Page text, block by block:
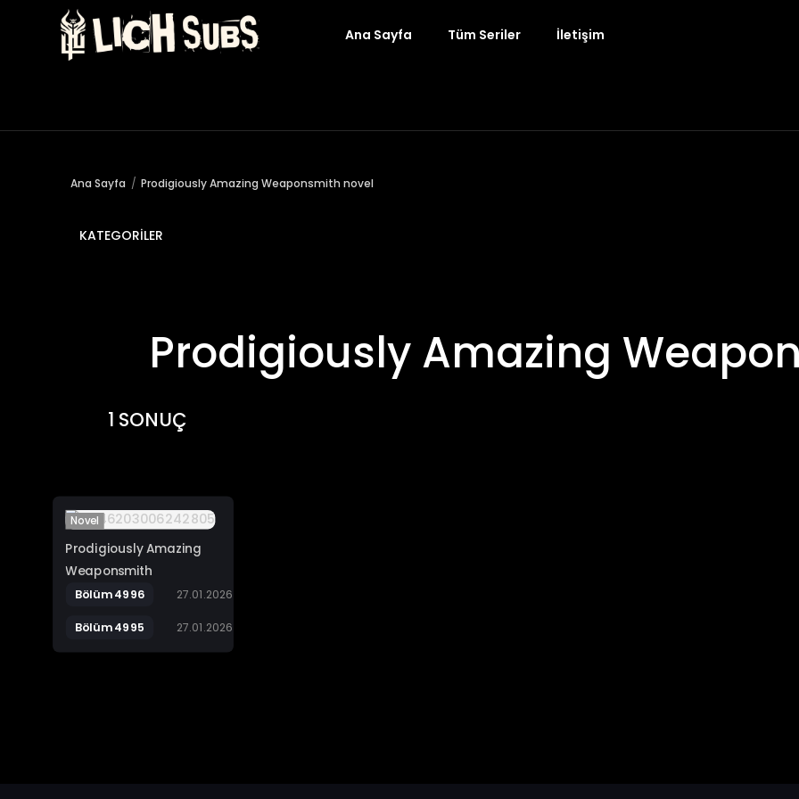
Ana Sayfa Tüm Seriler İletişim
Ana Sayfa Prodigiously Amazing Weaponsmith novel
KATEGORILER
Prodigiously Amazing
1 SONUÇ
Novel
Prodigiously Amazing
Weaponsmith
Bölüm 4996 27.01.2026
Bölüm 4995 27.01.2026